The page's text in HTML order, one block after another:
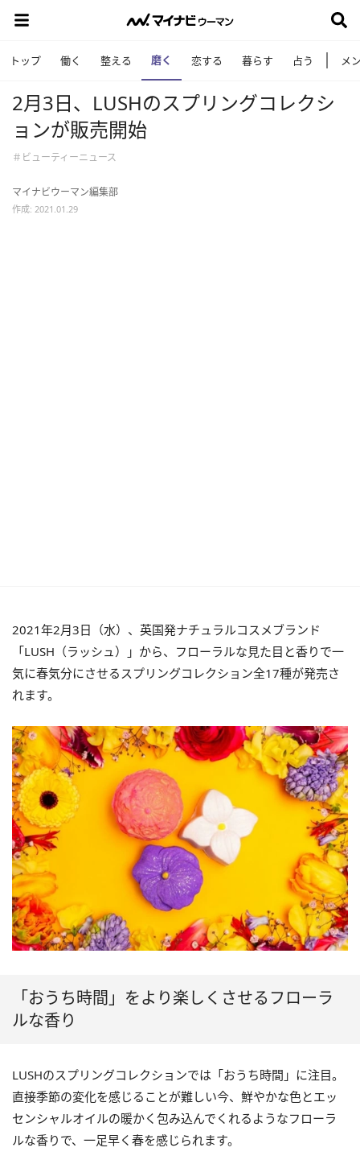
トップ 働く 整える 磨く 恋する 暮らす 占う メ
2月3日、LUSHのスプリングコレクシ
ョンが販売開始
＃ビューティーニュース
マイナビウーマン編集部
作成: 2021.01.29
2021年2月3日（水）、英国発ナチュラルコスメブランド
「LUSH（ラッシュ）」から、フローラルな見た目と香りで一
気に春気分にさせるスプリングコレクション全17種が発売さ
れます。
「おうち時間」をより楽しくさせるフローラ
ルな香り
LUSHのスプリングコレクションでは「おうち時間」に注目。
直接季節の変化を感じることが難しい今、鮮やかな色とエッ
センシャルオイルの暖かく包み込んでくれるようなフローラ
ルな香りで、一足早く春を感じられます。